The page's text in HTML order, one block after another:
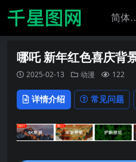
哪吒 新年红色喜庆背
2025-02-13 动漫 122
详情介绍 常见问题